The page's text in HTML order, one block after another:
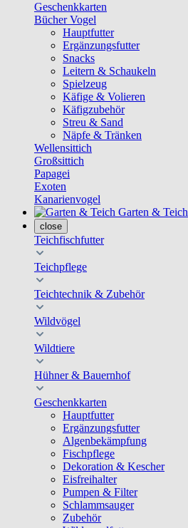
Geschenkkarten
Bücher Vogel
Hauptfutter
Ergänzungsfutter
Snacks
Leitern & Schaukeln
Spielzeug
Käfige & Volieren
Käfigzubehör
Streu & Sand
Näpfe & Tränken
Wellensittich
Großsittich
Papagei
Exoten
Kanarienvogel
Garten & Teich
close
Teichfischfutter
Teichpflege
Teichtechnik & Zubehör
Wildvögel
Wildtiere
Hühner & Bauernhof
Geschenkkarten
Hauptfutter
Ergänzungsfutter
Algenbekämpfung
Fischpflege
Dekoration & Kescher
Eisfreihalter
Pumpen & Filter
Schlammsauger
Zubehör